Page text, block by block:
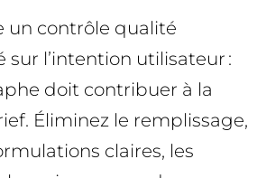
un contrôle qualité
sur l’intention utilisateur :
doit contribuer à la
Éliminez le remplissage,
claires, les